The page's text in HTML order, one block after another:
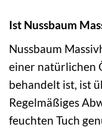
Ist Nussbaum
Nussbaum
einer natürlichen
behandelt ist, ist
Regelmäßiges
feuchten Tuch